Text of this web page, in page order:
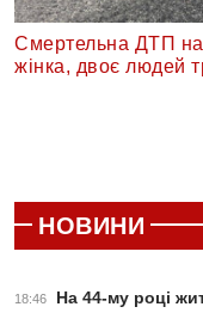
Смертельна ДТП на
жінка, двоє людей
НОВИНИ
18:46 На 44-му році